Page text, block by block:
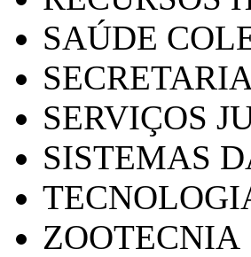
SAÚDE
SERVIÇOS
SISTEMAS
ZOOTECNIA